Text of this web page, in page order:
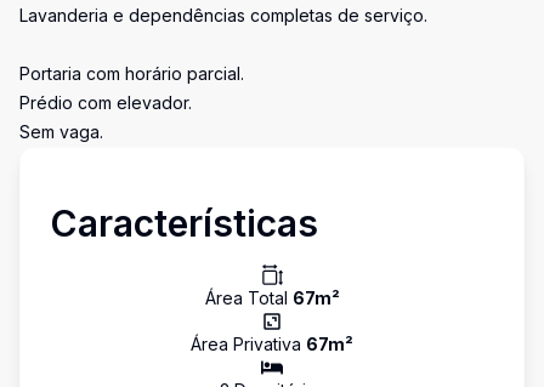
Lavanderia e dependências completas de serviço.
Portaria com horário parcial.
Prédio com elevador.
Sem vaga.
Características
Área Total 67m²
Área Privativa 67m²